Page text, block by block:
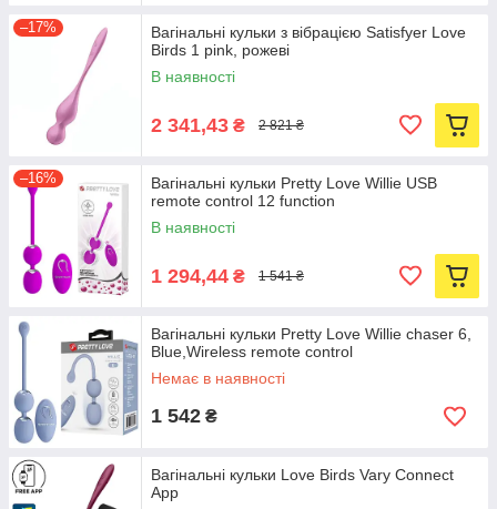
–17%
Вагінальні кульки з вібрацією Satisfyer Love
Birds 1 pink, рожеві
В наявності
2 341,43 ₴ 2 821 ₴
–16%
Вагінальні кульки Pretty Love Willie USB
remote control 12 function
В наявності
1 294,44 ₴ 1 541 ₴
Вагінальні кульки Pretty Love Willie chaser 6,
Blue,Wireless remote control
Немає в наявності
1 542 ₴
Вагінальні кульки Love Birds Vary Connect
App